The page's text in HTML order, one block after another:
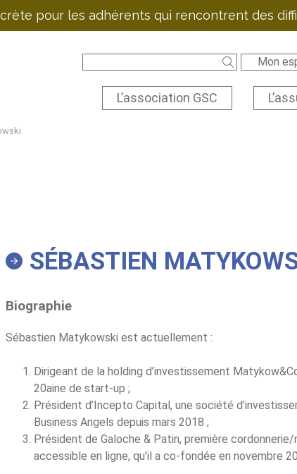
pour les adhérents qui rencontrent des
Mon
L’association GSC
SÉBASTIEN
Biographie
Sébastien Matykowski est actuellement :
Dirigeant de la holding d’investissement
20aine de start-up ;
Président d’Incepto Capital, une société
Business Angels depuis mars 2018 ;
Président de Galoche & Patin, première
accessible en ligne, qu’il a co-fondée en novembre